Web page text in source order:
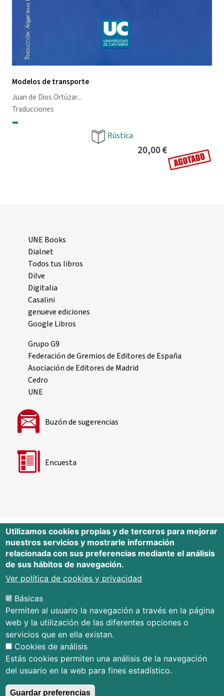
Modelos de transporte
Juan de Dios Ortúzar...
Traducciones
➥
Rústica
20,00 €
UNE Books
Dialnet
Todos tus libros
Dilve
Digitalia
Casalini
genueve ediciones
Google Libros
Grupo G9
Federación de Gremios de Editores de España
Asociación de Editores de Madrid
Cedro
UNE
Buzón de sugerencias
Encuesta
Editorial Universidad de Cantabria
Edificio Tres Torres, Torre C, planta –1
Avda. Los Castros s/n - 39005
Tfno.: 942 201 087 - 942 201 291
E-mail:publica@unican.es
Términos y condiciones
Mapa Web
Accesibilidad
Utilizamos cookies propias y de terceros para mejorar
nuestros servicios y mostrarle información
relacionada con sus preferencias mediante el análisis
de sus hábitos de navegación.
Ver política de cookies y privacidad
Básicas
Permiten al usuario la navegación a través en la página
web y la utilización de las diferentes opciones o
servicios que en ella existan.
Cookies de análisis
Estás cookies permiten una análisis de la navegación
del usuario en la web para fines estadístico.
Guardar preferencias